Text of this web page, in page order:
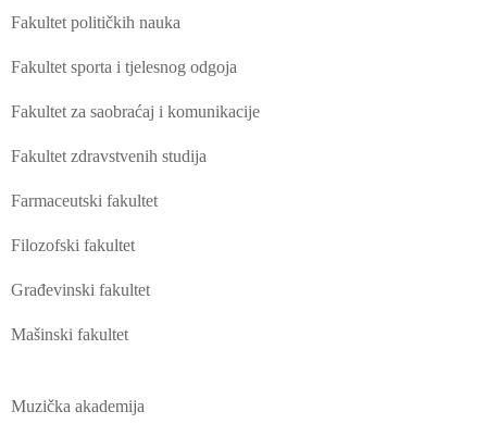
Fakultet političkih nauka
Fakultet sporta i tjelesnog odgoja
Fakultet za saobraćaj i komunikacije
Fakultet zdravstvenih studija
Farmaceutski fakultet
Filozofski fakultet
Građevinski fakultet
Mašinski fakultet
Muzička akademija